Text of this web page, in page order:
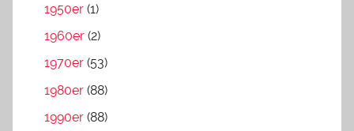
1950er (1)
1960er (2)
1970er (53)
1980er (88)
1990er (88)